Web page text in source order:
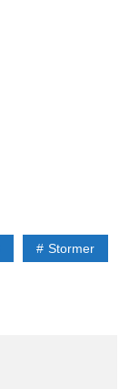
Stormer